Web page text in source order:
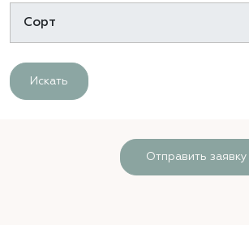
Искать
Отправить